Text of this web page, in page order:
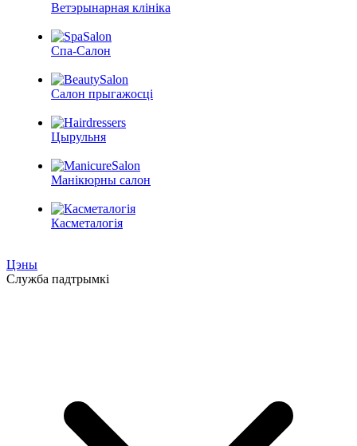
Ветэрынарная клініка
Спа-Салон
Салон прыгажосці
Цырульня
Манікюрны салон
Касметалогія
Цэны
Служба падтрымкі